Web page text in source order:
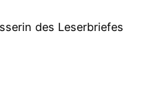
des Leserbriefes